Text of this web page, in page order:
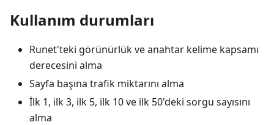
Kullanım durumları
Runet'teki görünürlük ve anahtar kelime kapsamı
derecesini alma
Sayfa başına trafik miktarını alma
İlk 1, ilk 3, ilk 5, ilk 10 ve ilk 50'deki sorgu sayısını
alma